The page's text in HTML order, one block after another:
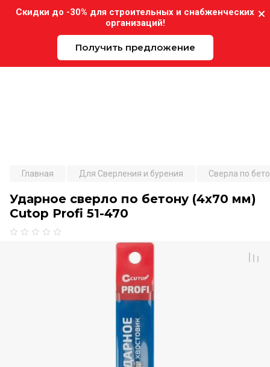
Скидки до -30% для строительных и снабженческих
организаций!
Получить предложение
Главная Для Сверления и бурения Cверла по
Ударное сверло по бетону (4х70 мм)
Cutop Profi 51-470